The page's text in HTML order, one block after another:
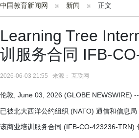
中国教育新闻网 新闻 正文
Learning Tree
训服务合同 IFB-
2026-06-03 21:55 来源： 互联网
伦敦, June 03, 2026 (GLOBE NEWSWIRE)
已被北大西洋公约组织 (NATO) 通信和信息
该商业培训服务合同 (IFB-CO-423236-TRN)